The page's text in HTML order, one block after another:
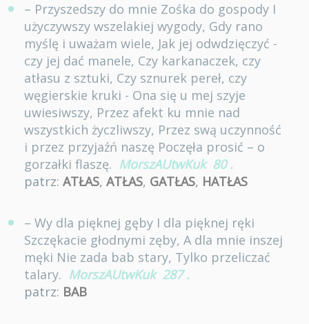
– Przyszedszy do mnie Zośka do gospody I
użyczywszy wszelakiej wygody, Gdy rano
myślę i uważam wiele, Jak jej odwdzięczyć -
czy jej dać manele, Czy karkanaczek, czy
atłasu z sztuki, Czy sznurek pereł, czy
węgierskie kruki - Ona się u mej szyje
uwiesiwszy, Przez afekt ku mnie nad
wszystkich życzliwszy, Przez swą uczynność
i przez przyjaźń naszę Poczęła prosić – o
gorzałki flaszę. MorszAUtwKuk 80 .
patrz: ATŁAS, ATŁAS, GATŁAS, HATŁAS
– Wy dla pięknej gęby I dla pięknej ręki
Szczękacie głodnymi zęby, A dla mnie inszej
męki Nie zada bab stary, Tylko przeliczać
talary. MorszAUtwKuk 287 .
patrz: BAB